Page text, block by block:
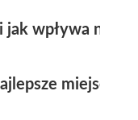
jak wpływa na
miejsce